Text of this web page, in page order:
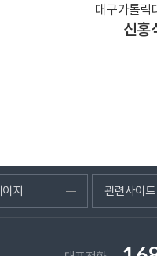
대구가톨릭
신홍
지 관련사이트